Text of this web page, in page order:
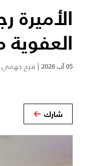
الأميرة
العفوية
05 آب 2026 | فرح جهمي
شارك